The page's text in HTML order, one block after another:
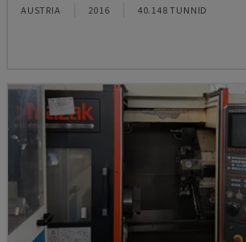
AUSTRIA 2016 40.148 TUNNID